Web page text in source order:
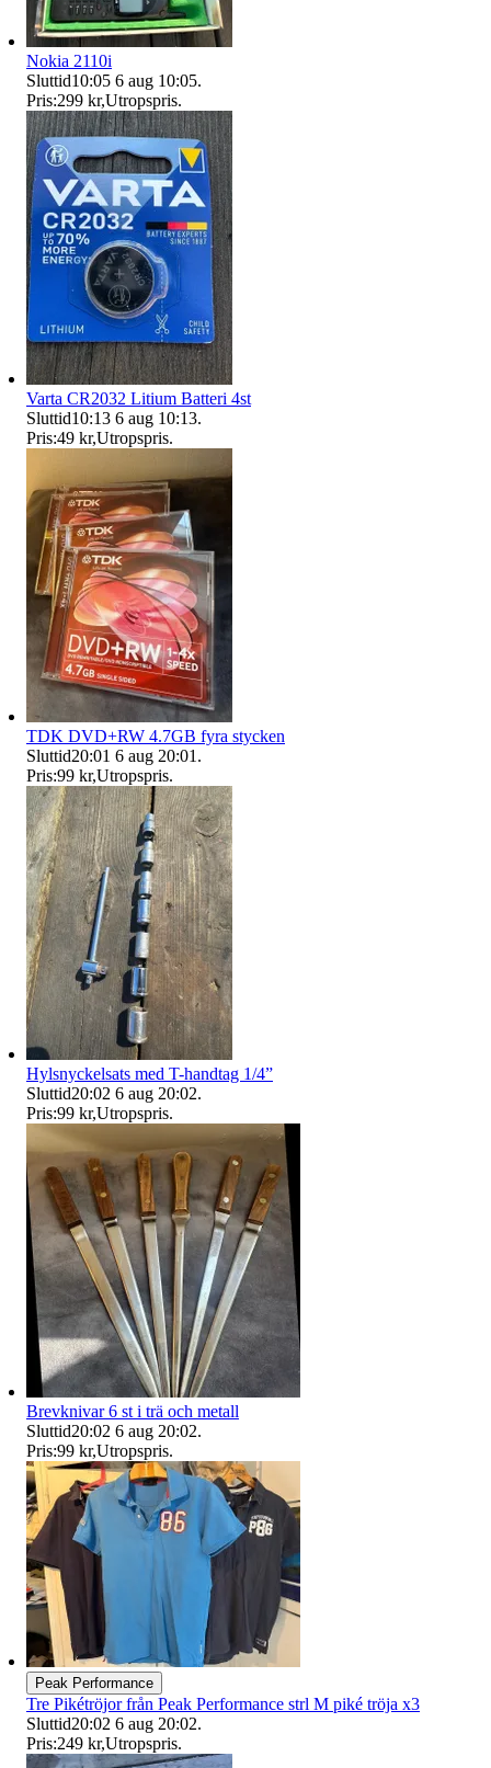
Nokia 2110i
Sluttid10:05 6 aug 10:05.
Pris:299 kr,Utropspris.
Varta CR2032 Litium Batteri 4st
Sluttid10:13 6 aug 10:13.
Pris:49 kr,Utropspris.
TDK DVD+RW 4.7GB fyra stycken
Sluttid20:01 6 aug 20:01 .
Pris:99 kr,Utropspris.
Hylsnyckelsats med T-handtag 1/4”
Sluttid20:02 6 aug 20:02.
Pris:99 kr,Utropspris.
Brevknivar 6 st i trä och metall
Sluttid20:02 6 aug 20:02.
Pris:99 kr,Utropspris.
Peak Performance
Tre Pikétröjor från Peak Performance strl M piké tröja x3
Sluttid20:02 6 aug 20:02.
Pris:249 kr,Utropspris.